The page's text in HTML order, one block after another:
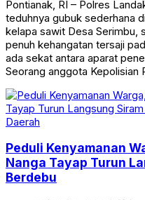
Pontianak, RI – Polres
teduhnya gubuk sederhana
kelapa sawit Desa Serimbu,
penuh kehangatan tersaji
ada sekat antara aparat
Seorang anggota
Daerah
Peduli Kenyamanan
Nanga Tayap Turun
Berdebu